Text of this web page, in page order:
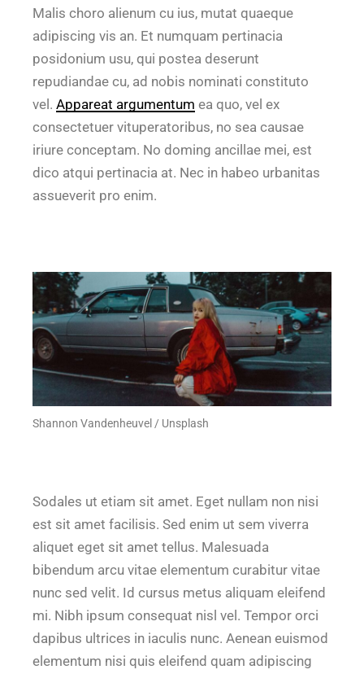
Malis choro alienum cu ius, mutat quaeque
adipiscing vis an. Et numquam pertinacia
posidonium usu, qui postea deserunt
repudiandae cu, ad nobis nominati constituto
vel.Appareat argumentum ea quo, vel ex
consectetuer vituperatoribus, no sea causae
iriure conceptam. No doming ancillae mei, est
dico atqui pertinacia at. Nec in habeo urbanitas
assueverit pro enim.
Shannon Vandenheuvel / Unsplash
Sodales ut etiam sit amet. Eget nullam non nisi
est sit amet facilisis. Sed enim ut sem viverra
aliquet eget sit amet tellus. Malesuada
bibendum arcu vitae elementum curabitur vitae
nunc sed velit. Id cursus metus aliquam eleifend
mi. Nibh ipsum consequat nisl vel. Tempor orci
dapibus ultrices in iaculis nunc. Aenean euismod
elementum nisi quis eleifend quam adipiscing